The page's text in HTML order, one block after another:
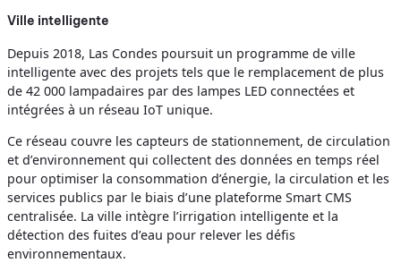
Ville intelligente
Depuis 2018, Las Condes poursuit un programme de ville
intelligente avec des projets tels que le remplacement de plus
de 42 000 lampadaires par des lampes LED connectées et
intégrées à un réseau IoT unique.
Ce réseau couvre les capteurs de stationnement, de circulation
et d’environnement qui collectent des données en temps réel
pour optimiser la consommation d’énergie, la circulation et les
services publics par le biais d’une plateforme Smart CMS
centralisée. La ville intègre l’irrigation intelligente et la
détection des fuites d’eau pour relever les défis
environnementaux.